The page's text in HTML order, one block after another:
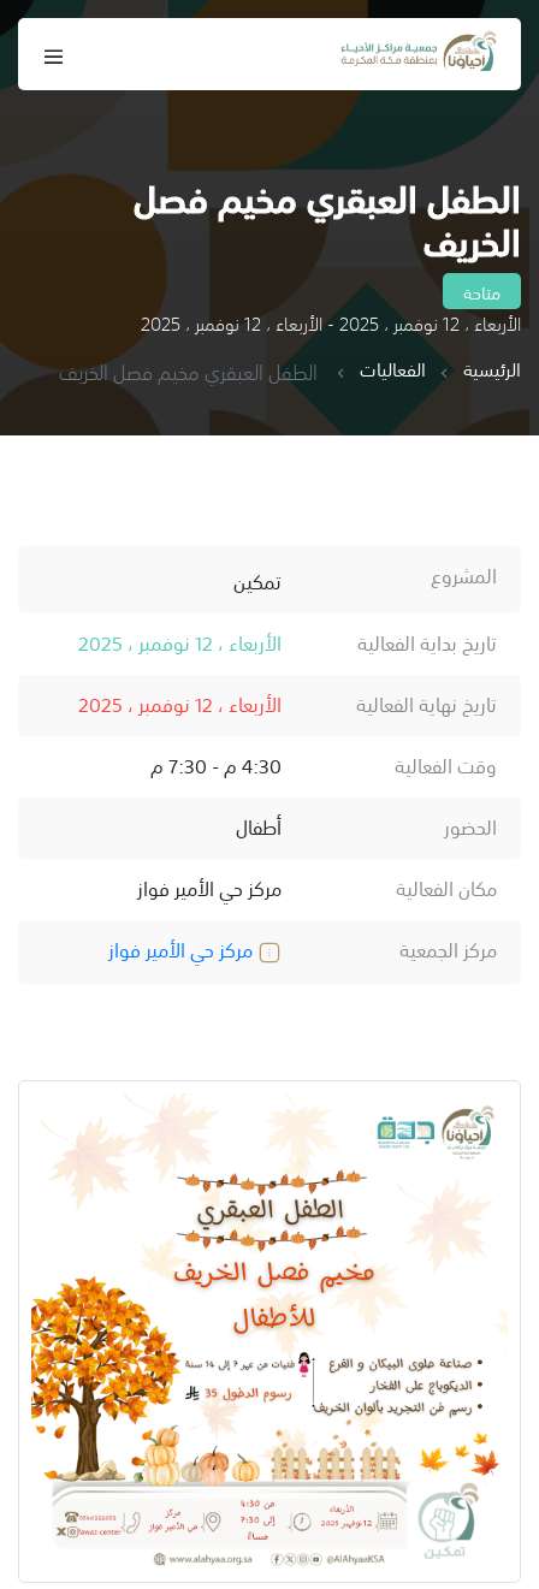
الطفل العبقري مخيم فصل
الخريف
متاحة
الأربعاء ، 12 نوفمبر ، 2025 - الأربعاء ، 12 نوفمبر ، 2025
الرئيسية
الفعاليات الطفل العبقري مخيم فصل الخريف
المشروع
تمكين
تاريخ بداية الفعالية
الأربعاء ، 12 نوفمبر ، 2025
تاريخ نهاية الفعالية
الأربعاء ، 12 نوفمبر ، 2025
وقت الفعالية
4:30 م - 7:30 م
الحضور
أطفال
مكان الفعالية
مركز حي الأمير فواز
مركز الجمعية
مركز حي الأمير فواز